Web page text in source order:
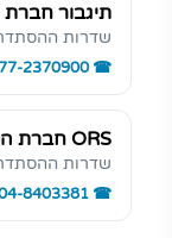
תיגבור
שדרות ההסתדרות 25,
2370900
ORS חברת השמה
שדרות ההסתדרות 25,
8403381